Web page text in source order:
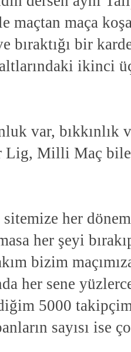
maçtan maça
bıraktığı bir
ikinci
var, bıkkınlık
Lig, Milli Maç
sitemize her
her şeyi
bizim
her sene
5000
sayısı ise